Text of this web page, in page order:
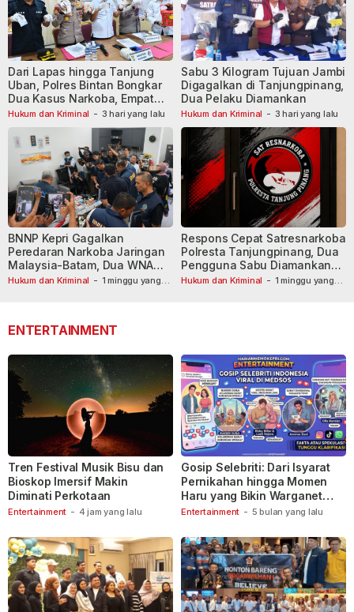
Hukum dan Kriminal - 3 hari yang lalu
Dari Lapas hingga Tanjung
Uban, Polres Bintan Bongkar
Dua Kasus Narkoba, Empat
Tersangka Dibekuk
Hukum dan Kriminal - 3 hari yang lalu
Sabu 3 Kilogram Tujuan Jambi
Digagalkan di Tanjungpinang,
Dua Pelaku Diamankan
Hukum dan Kriminal - 1 minggu yang
BNNP Kepri Gagalkan
Peredaran Narkoba Jaringan
Malaysia-Batam, Dua WNA
Masih Diburu
Hukum dan Kriminal - 1 minggu yang
Respons Cepat Satresnarkoba
Polresta Tanjungpinang, Dua
Pengguna Sabu Diamankan
Usai Dilaporkan ke Call Center
ENTERTAINMENT
Entertainment - 4 jam yang lalu
Tren Festival Musik Bisu dan
Bioskop Imersif Makin
Diminati Perkotaan
Entertainment - 5 bulan yang lalu
Gosip Selebriti: Dari Isyarat
Pernikahan hingga Momen
Haru yang Bikin Warganet
Berspekulasi